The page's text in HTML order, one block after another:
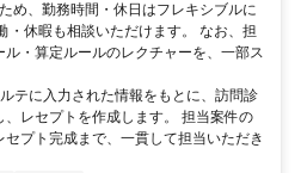
め、勤務時間・休日はフレキシブルに
・休暇も相談いただけます。 なお、担
・算定ルールのレクチャーを、一部ス
テに入力された情報をもとに、訪問診
レセプトを作成します。 担当案件の
プト完成まで、一貫して担当いただき